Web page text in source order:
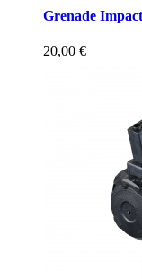
Grenade
20,00 €